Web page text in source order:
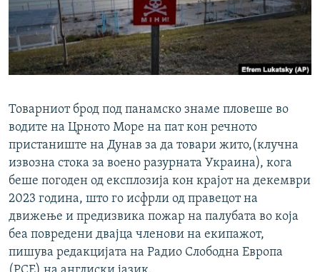
РСЕ веб страници
Товарниот брод под панамско знаме пловеше во
водите на Црното Море на пат кон речното
пристаниште на Дунав за да товари жито,(клучна
извозна стока за воено разурната Украина), кога
беше погоден од експлозија кон крајот на декември
2023 година, што го исфрли од правецот на
движење и предизвика пожар на палубата во која
беа повредени двајца членови на екипажот,
пишува редакцијата на Радио Слободна Европа